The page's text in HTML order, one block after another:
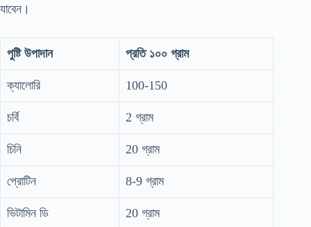
যাবেন।
পুষ্টি উপাদান প্রতি ১০০ গ্রাম
ক্যালোরি 100-150
চর্বি 2 গ্রাম
চিনি 20 গ্রাম
প্রোটিন 8-9 গ্রাম
ভিটামিন ডি 20 গ্রাম